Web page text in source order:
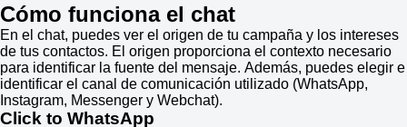
Cómo funciona el chat
En el chat, puedes ver el origen de tu campaña y los intereses
de tus contactos. El origen proporciona el contexto necesario
para identificar la fuente del mensaje. Además, puedes elegir e
identificar el canal de comunicación utilizado (WhatsApp,
Instagram, Messenger y Webchat).
Click to WhatsApp